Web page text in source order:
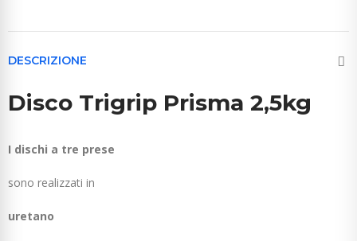
DESCRIZIONE
Disco Trigrip Prisma 2,5kg
I dischi a tre prese
sono realizzati in
uretano